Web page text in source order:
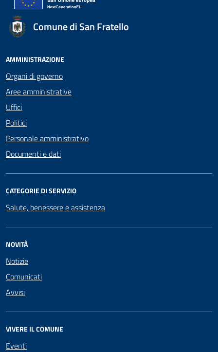
Comune di San Fratello
AMMINISTRAZIONE
Organi di governo
Aree amministrative
Uffici
Politici
Personale amministrativo
Documenti e dati
CATEGORIE DI SERVIZIO
Salute, benessere e assistenza
NOVITÀ
Notizie
Comunicati
Avvisi
VIVERE IL COMUNE
Eventi